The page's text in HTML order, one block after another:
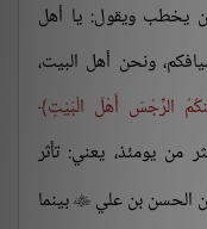
يخطب ويقول: يا أهل
ونحن أهل البيت،
الرِّجْسَ أَهْلَ الْبَيْتِ
أكثر من يومئذ، يعني: تأثر
الحسن بن علي  بينما